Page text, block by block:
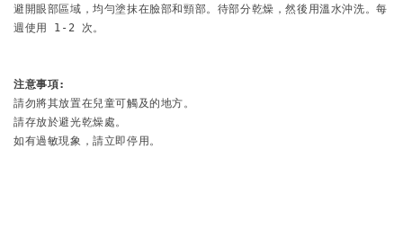
避開眼部區域，均勻塗抹在臉部和頸部。待部分乾燥，然後用溫水沖洗。每
週使用 1-2 次。
注意事項:
請勿將其放置在兒童可觸及的地方。
請存放於避光乾燥處。
如有過敏現象，請立即停用。